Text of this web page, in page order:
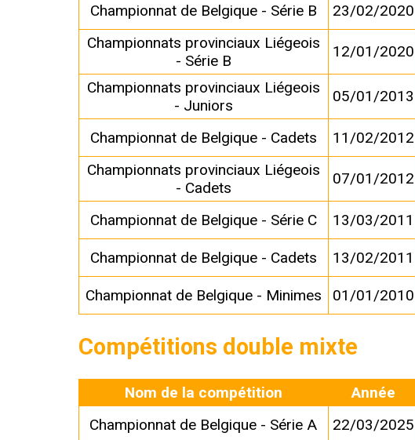
Championnat de Belgique - Série B 23/02/2020
Championnats provinciaux Liégeois
- Série B
12/01/2020
Championnats provinciaux Liégeois
- Juniors
05/01/2013
Championnat de Belgique - Cadets 11/02/2012
Championnats provinciaux Liégeois
- Cadets
07/01/2012
Championnat de Belgique - Série C 13/03/2011
Championnat de Belgique - Cadets 13/02/2011
Championnat de Belgique - Minimes 01/01/2010
Compétitions double mixte
Nom de la compétition Année
Championnat de Belgique - Série A
22/03/2025